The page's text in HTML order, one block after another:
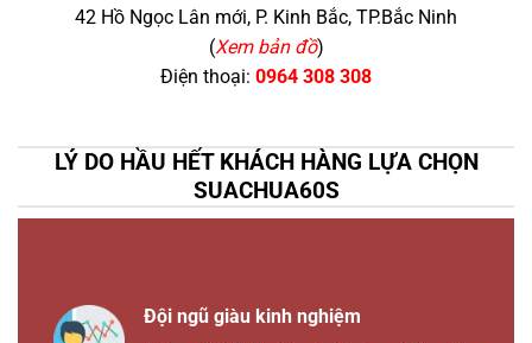
42 Hồ Ngọc Lân mới, P. Kinh Bắc, TP.Bắc Ninh
(Xem bản đồ)
Điện thoại: 0964 308 308
LÝ DO HẦU HẾT KHÁCH HÀNG LỰA CHỌN
SUACHUA60S
Đội ngũ giàu kinh nghiệm